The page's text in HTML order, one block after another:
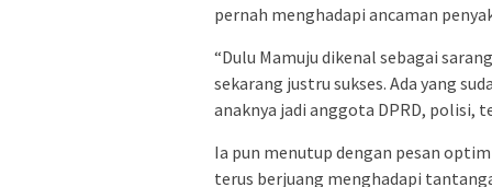
pernah menghadapi ancaman
“Dulu Mamuju dikenal sebagai
sekarang justru sukses. Ada yang
anaknya jadi anggota DPRD, polisi,
Ia pun menutup dengan pesan
terus berjuang menghadapi